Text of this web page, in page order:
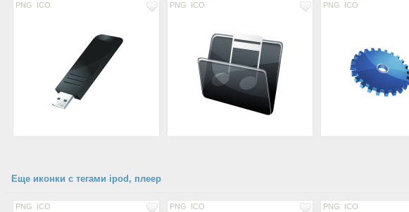
PNG ICO PNG ICO PNG ICO
Еще иконки с тегами ipod, плеер
PNG ICO PNG ICO PNG ICO